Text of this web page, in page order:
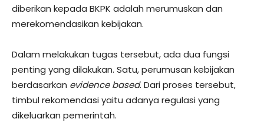
diberikan kepada BKPK adalah merumuskan dan
merekomendasikan kebijakan.
Dalam melakukan tugas tersebut, ada dua fungsi
penting yang dilakukan. Satu, perumusan kebijakan
berdasarkan evidence based. Dari proses tersebut,
timbul rekomendasi yaitu adanya regulasi yang
dikeluarkan pemerintah.